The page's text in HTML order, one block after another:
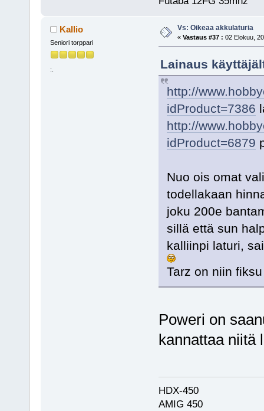
Kallio
Seniori torppari
:.
Vs: Oikeaa akkulaturia
« Vastaus #37 : 02 Elokuu,
Lainaus
http://
idProduct=7386
http://
idProduct=6879
Nuo ois omat
todellakaan
joku 200e
sillä että sun
kalliinpi laturi,
Tarz on niin
Poweri on
kannattaa niitä
HDX-450
AMIG 450